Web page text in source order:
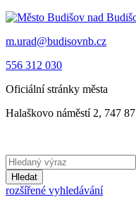
m.urad@budisovnb.cz
556 312 030
Oficiální stránky města
Halaškovo náměstí 2, 747 87
Hledat
rozšířené vyhledávání